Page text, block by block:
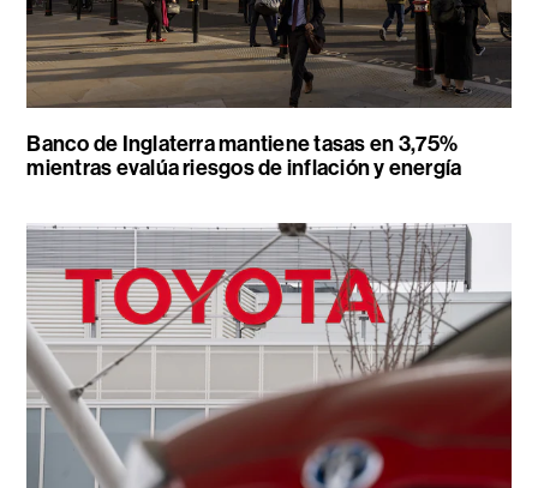
Banco de Inglaterra mantiene tasas en 3,75%
mientras evalúa riesgos de inflación y energía